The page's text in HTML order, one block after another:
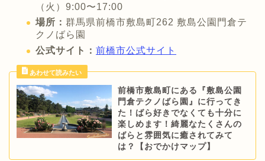
（火）9:00〜17:00
場所： 群馬県前橋市敷島町262 敷島公園門倉テ
クノばら園
公式サイト： 前橋市公式サイト
前橋市敷島町にある『敷島公園
門倉テクノばら園』に行ってき
た！ばら好きでなくても十分に
楽しめます！綺麗なたくさんの
ばらと雰囲気に癒されてみて
は？【おでかけマップ】